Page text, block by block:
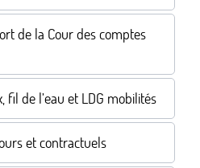
de la Cour des comptes
fil de l’eau et LDG mobilités
et contractuels